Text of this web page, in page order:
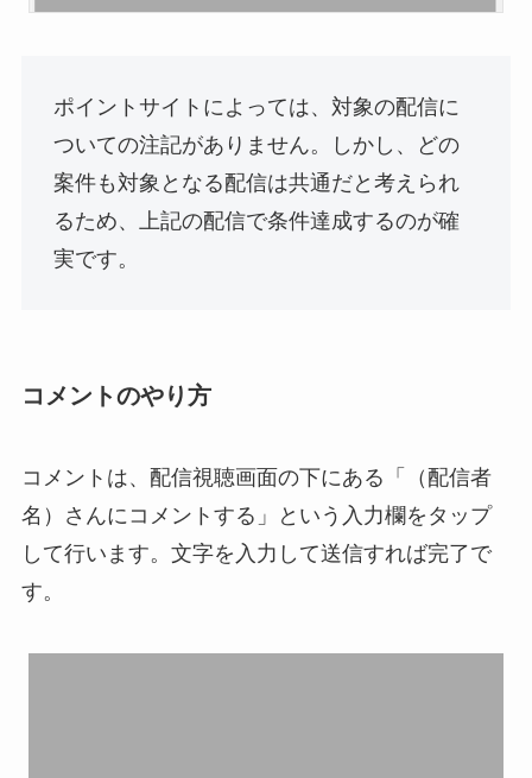
ポイントサイトによっては、対象の配信に
ついての注記がありません。しかし、どの
案件も対象となる配信は共通だと考えられ
るため、上記の配信で条件達成するのが確
実です。
コメントのやり方
コメントは、配信視聴画面の下にある「（配信者
名）さんにコメントする」という入力欄をタップ
して行います。文字を入力して送信すれば完了で
す。